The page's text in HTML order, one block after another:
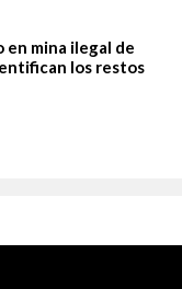
mina ilegal de
los restos